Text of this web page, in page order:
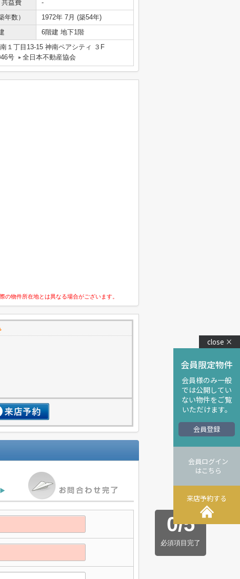
close ×
会員限定物件
会員様のみ一般
では公開してい
ない物件をご覧
いただけます。
会員登録
会員ログイン
はこちら
来店予約する
益費
-
年数）
1972年 7月 (築54年)
6階建 地下1階
１丁目13-15 神南ペアシティ ３F
号 全日本不動産協会
物件所在地とは異なる場合がございます。
0/5
必須項目完了